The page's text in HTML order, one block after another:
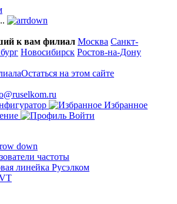
к вам филиал Москва Санкт-
Новосибирск Ростов-на-Дону
Остаться на этом сайте
Избранное
Войти
частоты
линейка Русэлком